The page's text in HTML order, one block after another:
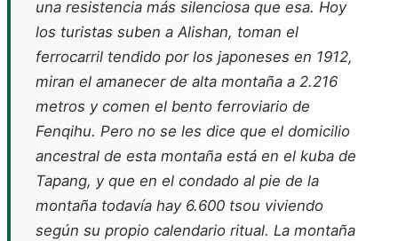
una resistencia más silenciosa que esa. Hoy
los turistas suben a Alishan, toman el
ferrocarril tendido por los japoneses en 1912,
miran el amanecer de alta montaña a 2.216
metros y comen el bento ferroviario de
Fenqihu. Pero no se les dice que el domicilio
ancestral de esta montaña está en el kuba de
Tapang, y que en el condado al pie de la
montaña todavía hay 6.600 tsou viviendo
según su propio calendario ritual. La montaña